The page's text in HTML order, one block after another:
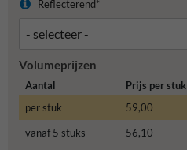
Reflecterend*
Volumeprijzen
Aantal Prijs per stuk
per stuk
59,00
vanaf 5 stuks
56,10